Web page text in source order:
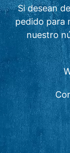
Si desean
pedido para
nuestro